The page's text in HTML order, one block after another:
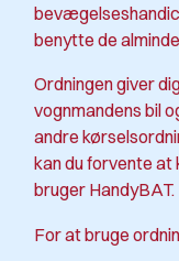
benytte de
Ordningen giver
vognmandens bil
andre
kan du forvente at
bruger HandyBAT.
For at bruge